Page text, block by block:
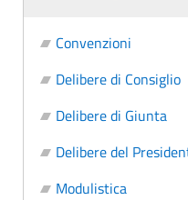
Convenzioni
Delibere di Consiglio
Delibere di Giunta
Delibere del
Modulistica